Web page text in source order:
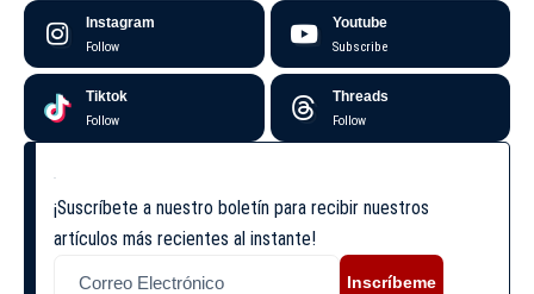
Instagram
Follow
Youtube
Subscribe
Tiktok
Follow
Threads
Follow
¡Suscríbete a nuestro boletín para recibir nuestros
artículos más recientes al instante!
Inscríbeme